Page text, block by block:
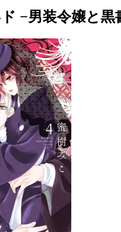
−男装令嬢と黒